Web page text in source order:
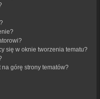
się w oknie tworzenia tematu?
górę strony tematów?